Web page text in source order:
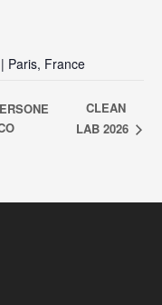
Paris, France
CLEAN
LAB 2026